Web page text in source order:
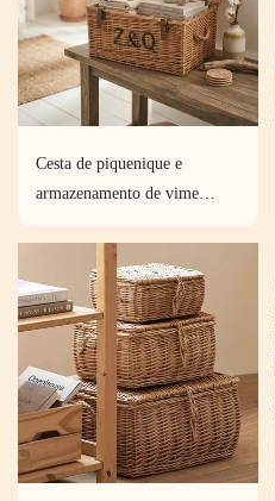
Cesta de piquenique e
armazenamento de vime
e de alta qualidade. Ideal para
presentes criativos.